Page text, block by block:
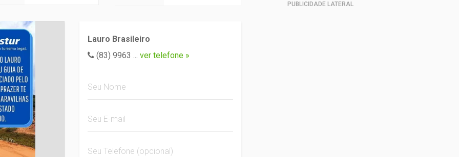
Lauro Brasileiro
(83) 9963 ... ver telefone »
PUBLICIDADE LATERAL